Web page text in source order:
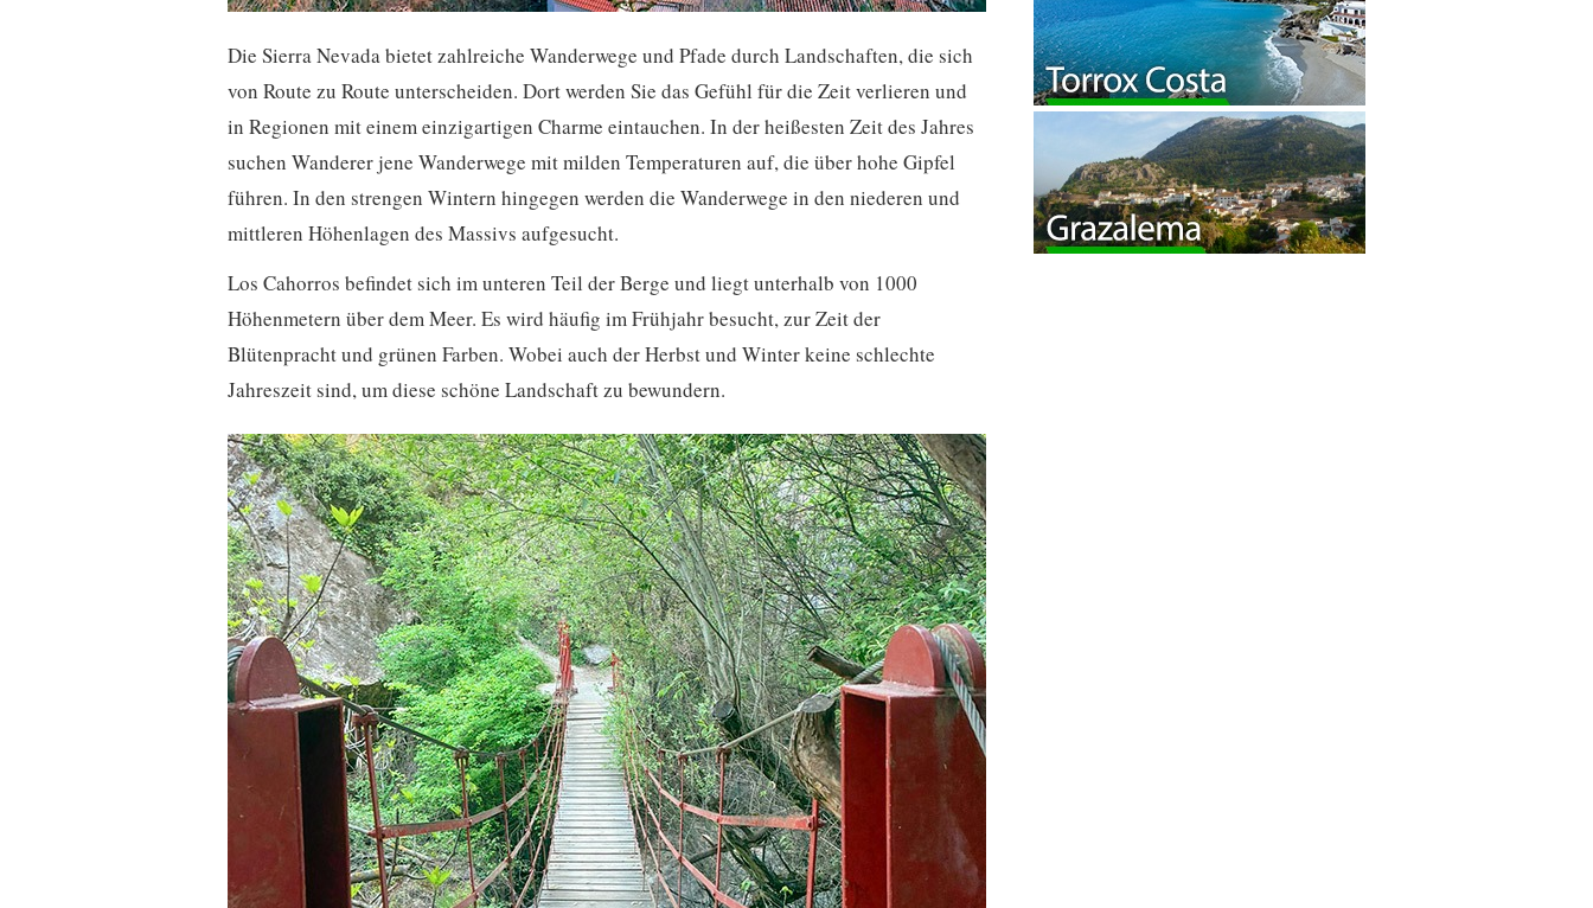
Die Sierra Nevada bietet zahlreiche Wanderwege und Pfade durch Landschaften, die sich
von Route zu Route unterscheiden. Dort werden Sie das Gefühl für die Zeit verlieren und
in Regionen mit einem einzigartigen Charme eintauchen. In der heißesten Zeit des Jahres
suchen Wanderer jene Wanderwege mit milden Temperaturen auf, die über hohe Gipfel
führen. In den strengen Wintern hingegen werden die Wanderwege in den niederen und
mittleren Höhenlagen des Massivs aufgesucht.
Los Cahorros befindet sich im unteren Teil der Berge und liegt unterhalb von 1000
Höhenmetern über dem Meer. Es wird häufig im Frühjahr besucht, zur Zeit der
Blütenpracht und grünen Farben. Wobei auch der Herbst und Winter keine schlechte
Jahreszeit sind, um diese schöne Landschaft zu bewundern.